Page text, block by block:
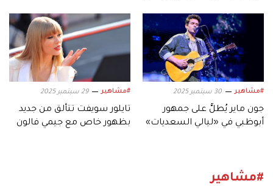
#مشاهير 30 سبتمبر 2025
جون ماير يُطلُّ على جمهور
أبوظبي في «ليالي السعديات»
#مشاهير 29 سبتمبر 2025
تايلور سويفت تتألق من جديد
بظهور خاص مع جيمي فالون
#مشاهير